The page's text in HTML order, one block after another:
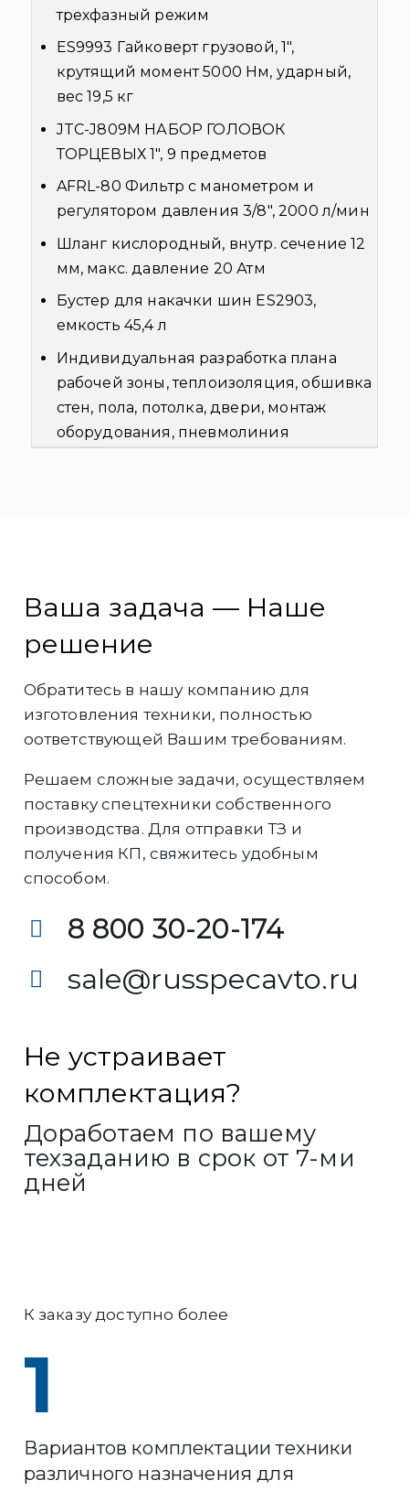
трехфазный режим
ES9993 Гайковерт грузовой, 1",
крутящий момент 5000 Нм, ударный,
вес 19,5 кг
JTC-J809M НАБОР ГОЛОВОК
ТОРЦЕВЫХ 1", 9 предметов
AFRL-80 Фильтр c манометром и
регулятором давления 3/8", 2000 л/мин
Шланг кислородный, внутр. сечение 12
мм, макс. давление 20 Атм
Бустер для накачки шин ES2903,
емкость 45,4 л
Индивидуальная разработка плана
рабочей зоны, теплоизоляция, обшивка
стен, пола, потолка, двери, монтаж
оборудования, пневмолиния
Ваша задача — Наше
решение
Обратитесь в нашу компанию для
изготовления техники, полностью
оответствующей Вашим требованиям.
Решаем сложные задачи, осуществляем
поставку спецтехники собственного
производства. Для отправки ТЗ и
получения КП, свяжитесь удобным
способом.
8 800 30-20-174
sale@russpecavto.ru
Не устраивает
комплектация?
Доработаем по вашему
техзаданию в срок от 7-ми
дней
К заказу доступно более
1
Вариантов комплектации техники
различного назначения для